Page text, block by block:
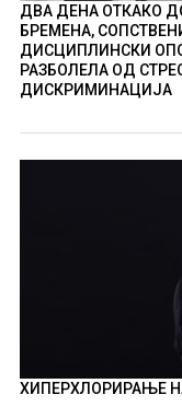
ДВА ДЕНА ОТКАКО
БРЕМЕНА,
ДИСЦИПЛИНСКИ
РАЗБОЛЕЛА ОД
ДИСКРИМИНАЦИЈА
ХИПЕРХЛОРИРАЊЕ